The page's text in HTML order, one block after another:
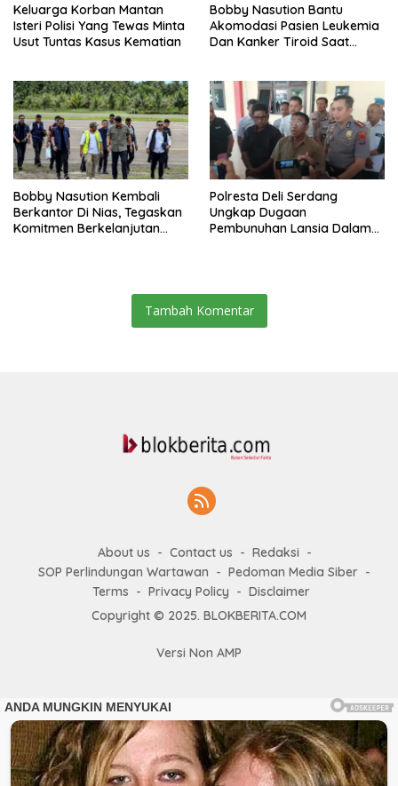
Keluarga Korban Mantan
Isteri Polisi Yang Tewas Minta
Usut Tuntas Kasus Kematian
Bobby Nasution Bantu
Akomodasi Pasien Leukemia
Dan Kanker Tiroid Saat
Bobby Nasution Kembali
Berkantor Di Nias, Tegaskan
Komitmen Berkelanjutan
Polresta Deli Serdang
Ungkap Dugaan
Pembunuhan Lansia Dalam
Tambah Komentar
About us Contact us
Redaksi
SOP Perlindungan Wartawan
Pedoman Media Siber
Terms
Privacy Policy
Disclaimer
Copyright © 2025. BLOKBERITA.COM
Versi Non AMP